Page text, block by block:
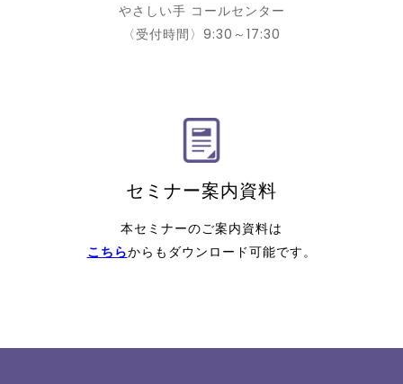
やさしい手 コールセンター
〈受付時間〉9:30～17:30
セミナー案内資料
本セミナーのご案内資料は
こちらからもダウンロード可能です。